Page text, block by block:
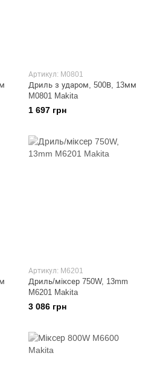
Артикул: M0801
Дриль з ударом, 500В, 13мм
M0801 Makita
1 697 грн
Артикул: M6201
Дриль/міксер 750W, 13mm
M6201 Makita
3 086 грн